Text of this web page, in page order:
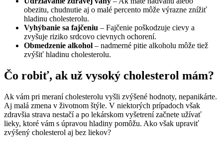
obezitu, chudnutie aj o malé percento môže výrazne znížiť
hladinu cholesterolu.
Vyhýbanie sa fajčeniu – Fajčenie poškodzuje cievy a
zvyšuje riziko srdcovo cievnych ochorení.
Obmedzenie alkohol – nadmerné pitie alkoholu môže tiež
zvýšiť hladinu cholesterolu.
Čo robiť, ak už vysoký cholesterol mám?
Ak vám pri meraní cholesterolu vyšli zvýšené hodnoty, nepanikárte.
Aj malá zmena v životnom štýle. V niektorých prípadoch však
zdravšia strava nestačí a po lekárskom vyšetrení začnete užívať
lieky, ktoré vám s úpravou hladiny pomôžu. Ako však upraviť
zvýšený cholesterol aj bez liekov?